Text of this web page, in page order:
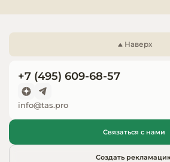
Наверх
+7 (495) 609-68-57
info@tas.pro
Связаться с нами
Создать